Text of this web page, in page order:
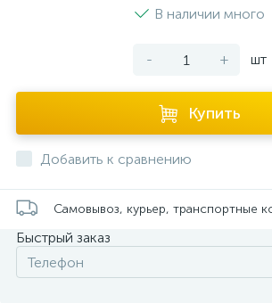
В наличии много
- + шт
Купить
Добавить к сравнению
Самовывоз, курьер, транспортные
Быстрый заказ